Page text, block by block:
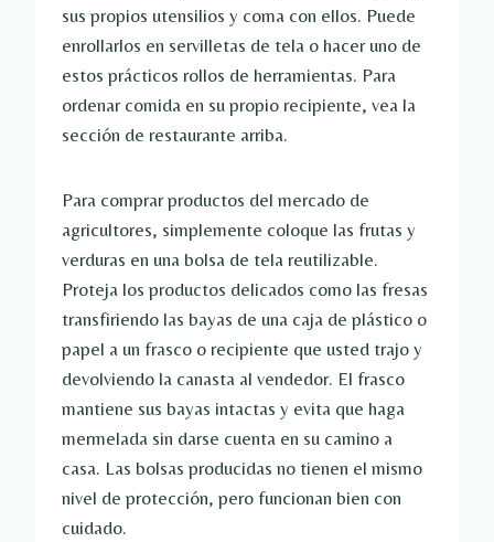
sus propios utensilios y coma con ellos. Puede
enrollarlos en servilletas de tela o hacer uno de
estos prácticos rollos de herramientas. Para
ordenar comida en su propio recipiente, vea la
sección de restaurante arriba.
Para comprar productos del mercado de
agricultores, simplemente coloque las frutas y
verduras en una bolsa de tela reutilizable.
Proteja los productos delicados como las fresas
transfiriendo las bayas de una caja de plástico o
papel a un frasco o recipiente que usted trajo y
devolviendo la canasta al vendedor. El frasco
mantiene sus bayas intactas y evita que haga
mermelada sin darse cuenta en su camino a
casa. Las bolsas producidas no tienen el mismo
nivel de protección, pero funcionan bien con
cuidado.